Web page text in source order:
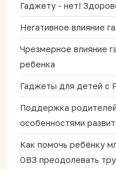
Гаджету - нет!
Негативное влияние
Чрезмерное влияние
ребенка
Гаджеты для детей с
Поддержка
особенностями
Как помочь ребёнку
ОВЗ преодолевать